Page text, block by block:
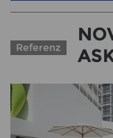
Referenz